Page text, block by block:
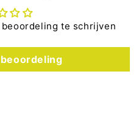
te schrijven